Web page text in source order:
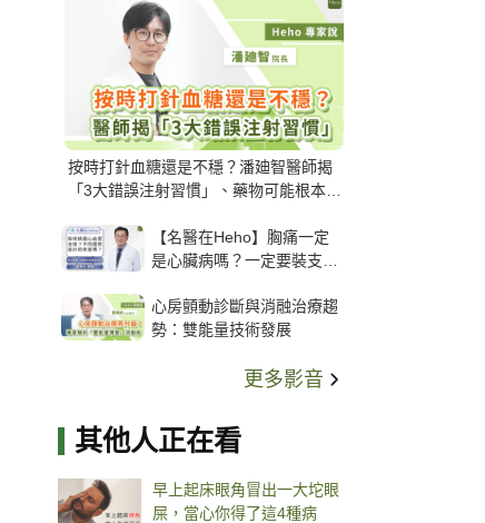
按時打針血糖還是不穩？潘廸智醫師揭
「3大錯誤注射習慣」、藥物可能根本沒
【名醫在Heho】胸痛一定
是心臟病嗎？一定要裝支
解析支架種類、風險與選擇
關鍵
心房顫動診斷與消融治療趨
勢：雙能量技術發展
更多影音
其他人正在看
早上起床眼角冒出一大坨眼
屎，當心你得了這4種病